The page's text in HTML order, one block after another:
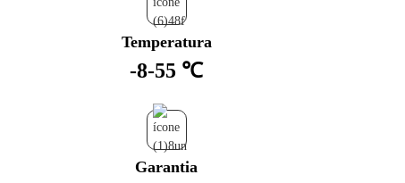
Temperatura
-8-55 ℃
Garantia